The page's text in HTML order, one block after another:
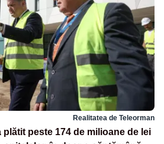
Realitatea de Teleorman
plătit peste 174 de milioane de lei